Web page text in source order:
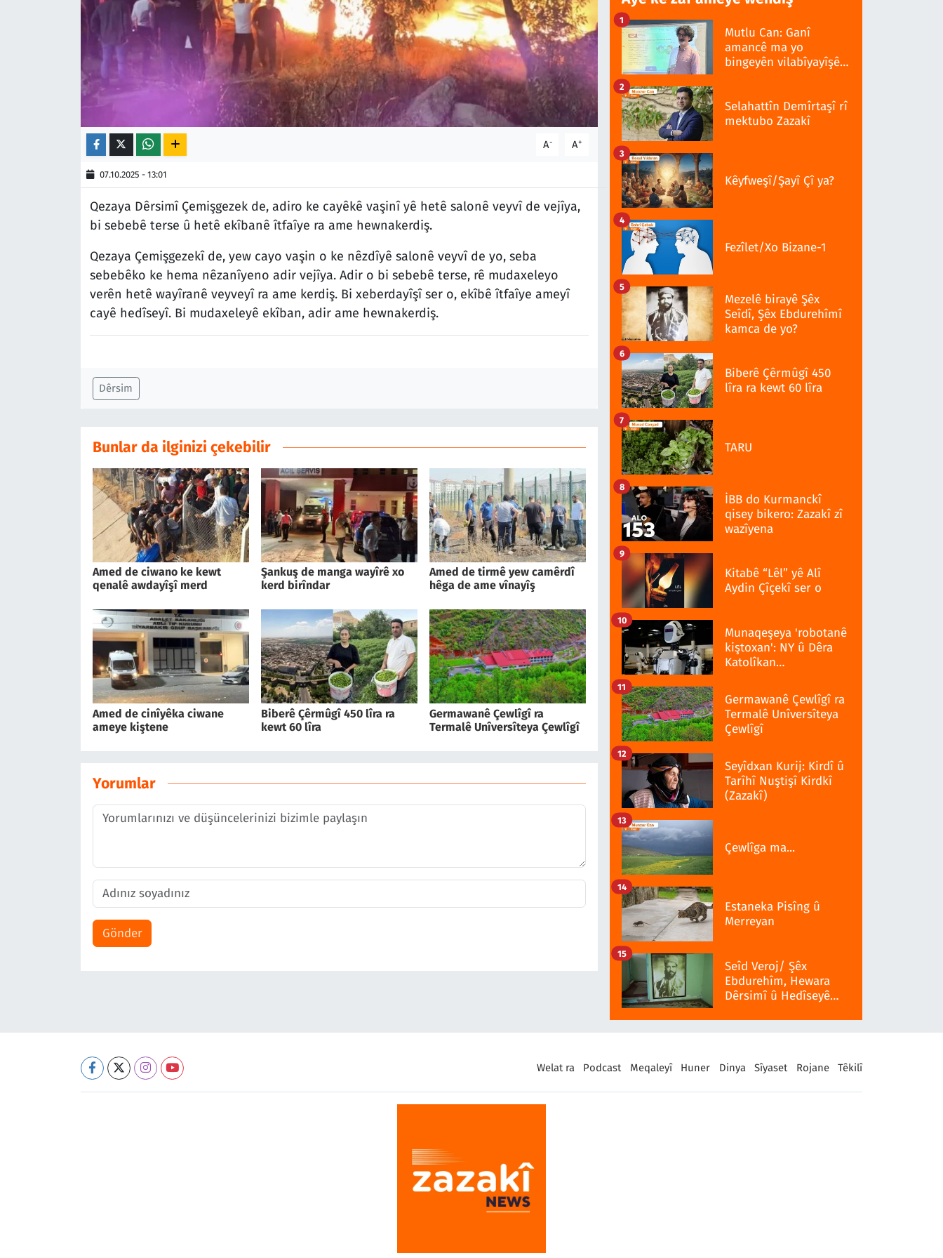
A- A+
07.10.2025 - 13:01
Qezaya Dêrsimî Çemişgezek de, adiro ke cayêkê vaşinî yê hetê salonê veyvî de vejîya,
bi sebebê terse û hetê ekîbanê îtfaîye ra ame hewnakerdiş.
Qezaya Çemişgezekî de, yew cayo vaşin o ke nêzdîyê salonê veyvî de yo, seba
sebebêko ke hema nêzanîyeno adir vejîya. Adir o bi sebebê terse, rê mudaxeleyo
verên hetê wayîranê veyveyî ra ame kerdiş. Bi xeberdayîşî ser o, ekîbê îtfaîye ameyî
cayê hedîseyî. Bi mudaxeleyê ekîban, adir ame hewnakerdiş.
Dêrsim
Bunlar da ilginizi çekebilir
Amed de ciwano ke kewt
qenalê awdayîşî merd
Şankuş de manga wayîrê xo
kerd birîndar
Amed de tirmê yew camêrdî
hêga de ame vînayîş
Amed de cinîyêka ciwane
ameye kiştene
Biberê Çêrmûgî 450 lîra ra
kewt 60 lîra
Germawanê Çewlîgî ra
Termalê Unîversîteya Çewlîgî
Yorumlar
Gönder
Mutlu Can: Ganî
amancê ma yo
bingeyên vilabîyayîşê
1
Selahattîn Demîrtaşî rî
mektubo Zazakî
2
Kêyfweşî/Şayî Çî ya?
3
Fezîlet/Xo Bizane-1
4
Mezelê birayê Şêx
Seîdî, Şêx Ebdurehîmî
kamca de yo?
5
Biberê Çêrmûgî 450
lîra ra kewt 60 lîra
6
TARU
7
İBB do Kurmanckî
qisey bikero: Zazakî zî
wazîyena
8
Kitabê “Lêl” yê Alî
Aydin Çîçekî ser o
9
Munaqeşeya 'robotanê
kiştoxan': NY û Dêra
Katolîkan
10
Germawanê Çewlîgî ra
Termalê Unîversîteya
Çewlîgî
11
Seyîdxan Kurij: Kirdî û
Tarîhî Nuştişî Kirdkî
(Zazakî)
12
Çewlîga ma...
13
Estaneka Pisîng û
Merreyan
14
Seîd Veroj/ Şêx
Ebdurehîm, Hewara
Dêrsimî û Hedîseyê
15
Welat ra Podcast Meqaleyî Huner Dinya Sîyaset Rojane Têkilî